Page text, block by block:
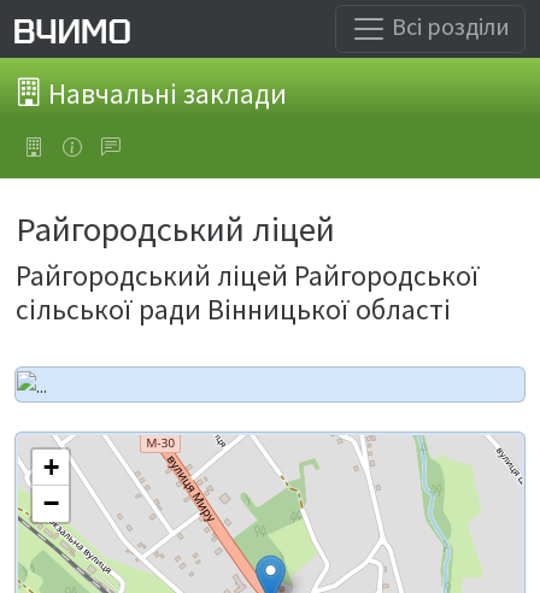
Всі розділи
Навчальні заклади
Райгородський ліцей
Райгородський ліцей Райгородської
сільської ради Вінницької області
+
−